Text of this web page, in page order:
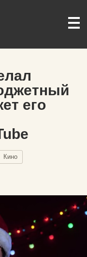
его
Кино